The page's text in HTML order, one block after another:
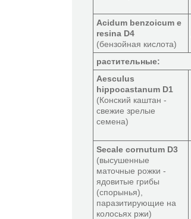
Acidum benzoicum e
resina D4
(бензойная кислота)
растительные:
Aesculus
hippocastanum D1
(Конский каштан -
свежие зрелые
семена)
Secale cornutum D3
(высушенные
маточные рожки -
ядовитые грибы
(спорынья),
паразитирующие на
колосьях ржи)